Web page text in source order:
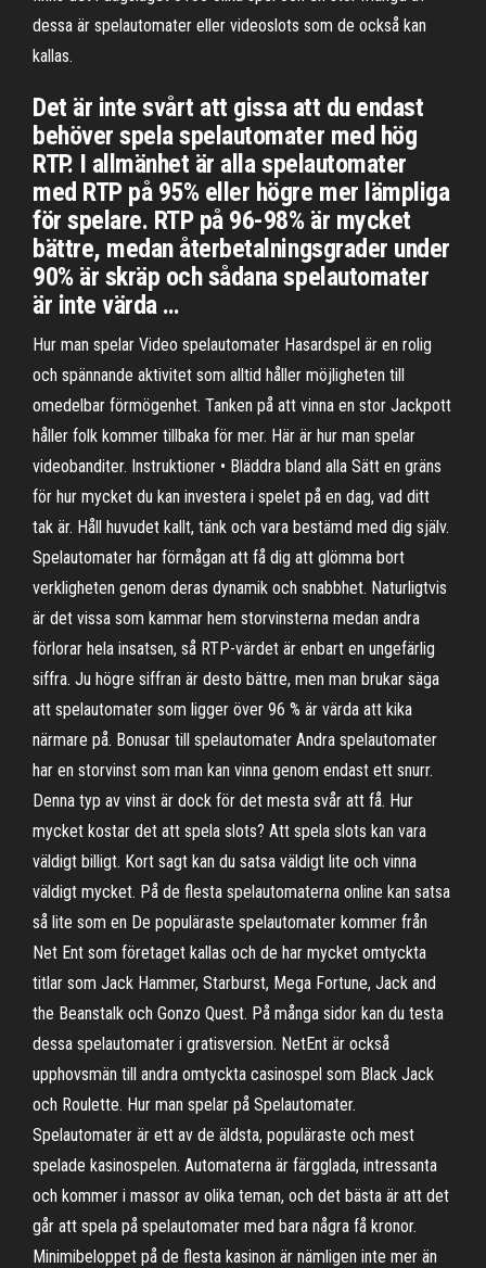
dessa är spelautomater eller videoslots som de också kan
kallas.
Det är inte svårt att gissa att du endast
behöver spela spelautomater med hög
RTP. I allmänhet är alla spelautomater
med RTP på 95% eller högre mer lämpliga
för spelare. RTP på 96-98% är mycket
bättre, medan återbetalningsgrader under
90% är skräp och sådana spelautomater
är inte värda …
Hur man spelar Video spelautomater Hasardspel är en rolig
och spännande aktivitet som alltid håller möjligheten till
omedelbar förmögenhet. Tanken på att vinna en stor Jackpott
håller folk kommer tillbaka för mer. Här är hur man spelar
videobanditer. Instruktioner • Bläddra bland alla Sätt en gräns
för hur mycket du kan investera i spelet på en dag, vad ditt
tak är. Håll huvudet kallt, tänk och vara bestämd med dig själv.
Spelautomater har förmågan att få dig att glömma bort
verkligheten genom deras dynamik och snabbhet. Naturligtvis
är det vissa som kammar hem storvinsterna medan andra
förlorar hela insatsen, så RTP-värdet är enbart en ungefärlig
siffra. Ju högre siffran är desto bättre, men man brukar säga
att spelautomater som ligger över 96 % är värda att kika
närmare på. Bonusar till spelautomater Andra spelautomater
har en storvinst som man kan vinna genom endast ett snurr.
Denna typ av vinst är dock för det mesta svår att få. Hur
mycket kostar det att spela slots? Att spela slots kan vara
väldigt billigt. Kort sagt kan du satsa väldigt lite och vinna
väldigt mycket. På de flesta spelautomaterna online kan satsa
så lite som en De populäraste spelautomater kommer från
Net Ent som företaget kallas och de har mycket omtyckta
titlar som Jack Hammer, Starburst, Mega Fortune, Jack and
the Beanstalk och Gonzo Quest. På många sidor kan du testa
dessa spelautomater i gratisversion. NetEnt är också
upphovsmän till andra omtyckta casinospel som Black Jack
och Roulette. Hur man spelar på Spelautomater.
Spelautomater är ett av de äldsta, populäraste och mest
spelade kasinospelen. Automaterna är färgglada, intressanta
och kommer i massor av olika teman, och det bästa är att det
går att spela på spelautomater med bara några få kronor.
Minimibeloppet på de flesta kasinon är nämligen inte mer än